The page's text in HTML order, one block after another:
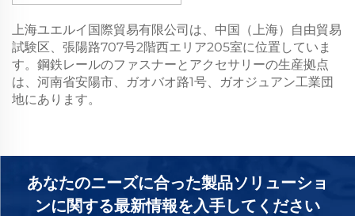
上海ユエルイ国際貿易有限公司は、中国（上海）自由貿易
試験区、張陽路707号2階西エリア205室に位置していま
す。鋼鉄レールのファスナーとアクセサリーの生産拠点
は、河南省安陽市、ガオバオ路1号、ガオジュアン工業団
地にあります。
あなたのニーズに合った製品ソリューショ
ンに関する最新情報を入手してください